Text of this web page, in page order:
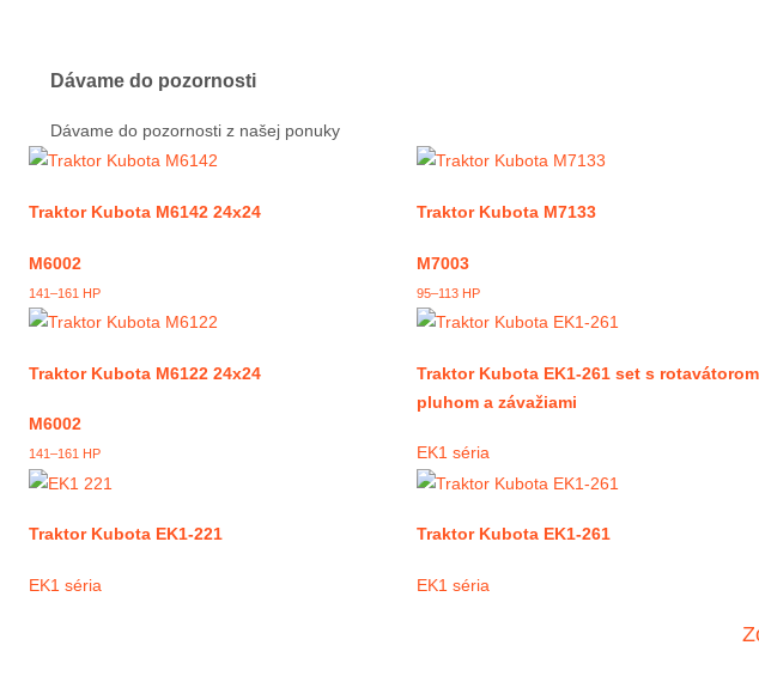
Dávame do pozornosti
Dávame do pozornosti z našej ponuky
Traktor Kubota M6142 24x24
M6002
141–161 HP
Traktor Kubota M7133
M7003
95–113 HP
Traktor Kubota M6122 24x24
M6002
141–161 HP
Traktor Kubota EK1-261 set s
pluhom a závažiami
EK1 séria
Traktor Kubota EK1-221
EK1 séria
Traktor Kubota EK1-261
EK1 séria